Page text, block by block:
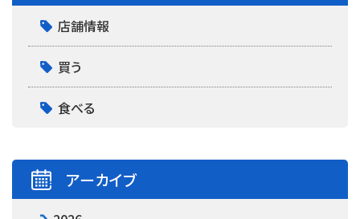
店舗情報
買う
食べる
アーカイブ